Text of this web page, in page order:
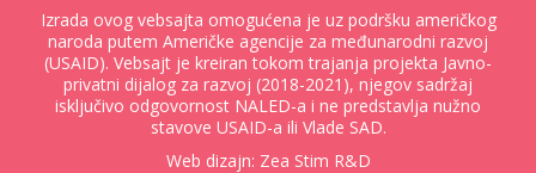
Izrada ovog vebsajta omogućena je uz podršku američkog
naroda putem Američke agencije za međunarodni razvoj
(USAID). Vebsajt je kreiran tokom trajanja projekta Javno-
privatni dijalog za razvoj (2018-2021), njegov sadržaj
isključivo odgovornost NALED-a i ne predstavlja nužno
stavove USAID-a ili Vlade SAD.
Web dizajn: Zea Stim R&D